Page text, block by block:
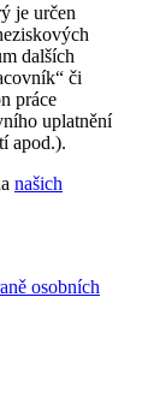
je určen
dalších
či
práce
uplatnění
apod.).
našich
osobních